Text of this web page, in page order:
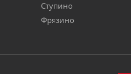
Ступино
Фрязино